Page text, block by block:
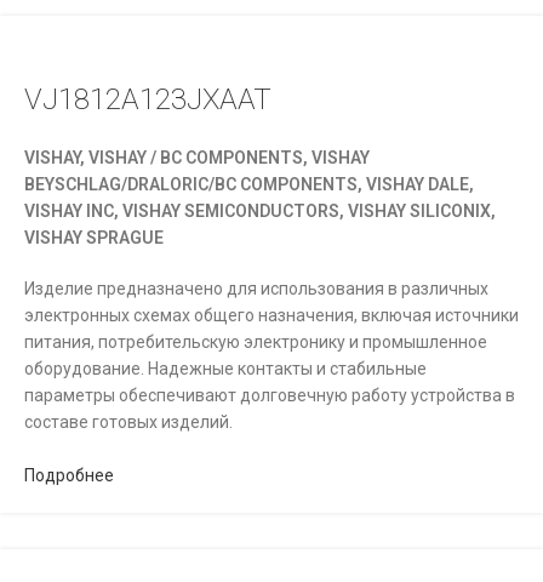
VJ1812A123JXAAT
VISHAY, VISHAY / BC COMPONENTS, VISHAY
BEYSCHLAG/DRALORIC/BC COMPONENTS, VISHAY DALE,
VISHAY INC, VISHAY SEMICONDUCTORS, VISHAY SILICONIX,
VISHAY SPRAGUE
Изделие предназначено для использования в различных
электронных схемах общего назначения, включая источники
питания, потребительскую электронику и промышленное
оборудование. Надежные контакты и стабильные
параметры обеспечивают долговечную работу устройства в
составе готовых изделий.
Подробнее